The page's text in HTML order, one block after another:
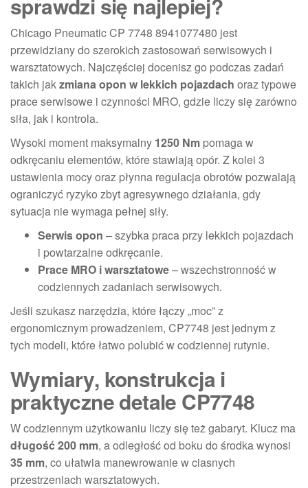
Chicago Pneumatic CP 7748 8941077480 jest
przewidziany do szerokich zastosowań serwisowych i
warsztatowych. Najczęściej docenisz go podczas zadań
takich jakzmiana opon w lekkich pojazdach oraz typowe
prace serwisowe i czynności MRO, gdzie liczy się zarówno
siła, jak i kontrola.
Wysoki moment maksymalny 1250 Nm pomaga w
odkręcaniu elementów, które stawiają opór. Z kolei 3
ustawienia mocy oraz płynna regulacja obrotów pozwalają
ograniczyć ryzyko zbyt agresywnego działania, gdy
sytuacja nie wymaga pełnej siły.
Serwis opon – szybka praca przy lekkich pojazdach
i powtarzalne odkręcanie.
Prace MRO i warsztatowe– wszechstronność w
codziennych zadaniach serwisowych.
Jeśli szukasz narzędzia, które łączy „moc” z
ergonomicznym prowadzeniem, CP7748 jest jednym z
tych modeli, które łatwo polubić w codziennej rutynie.
Wymiary, konstrukcja i
praktyczne detale CP7748
W codziennym użytkowaniu liczy się też gabaryt. Klucz ma
długość 200 mm, a odległość od boku do środka wynosi
35 mm, co ułatwia manewrowanie w ciasnych
przestrzeniach warsztatowych.